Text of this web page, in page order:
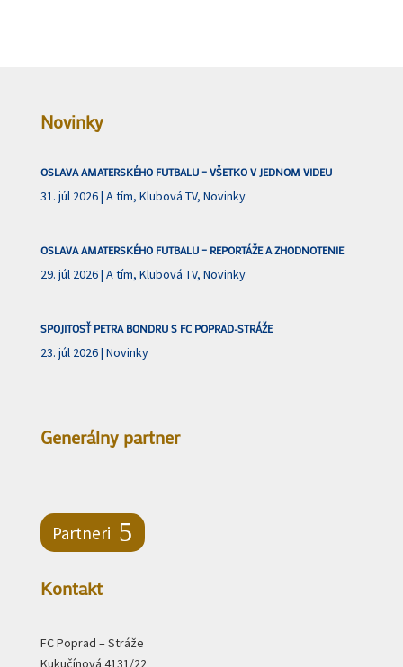
Novinky
OSLAVA AMATERSKÉHO FUTBALU – VŠETKO V JEDNOM VIDEU
31. júl 2026| A tím, Klubová TV, Novinky
OSLAVA AMATERSKÉHO FUTBALU – REPORTÁŽE A ZHODNOTENIE
29. júl 2026| A tím, Klubová TV, Novinky
SPOJITOSŤ PETRA BONDRU S FC POPRAD-STRÁŽE
23. júl 2026| Novinky
Generálny partner
Partneri
Kontakt
FC Poprad – Stráže
Kukučínová 4131/22